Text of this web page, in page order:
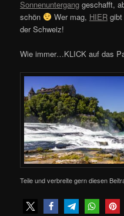
Sonnenuntergang geschafft,
schön
Wer mag, HIERgibt
der Schweiz!
Wie immer…KLICK auf das
Teile und verbreite gern diesen